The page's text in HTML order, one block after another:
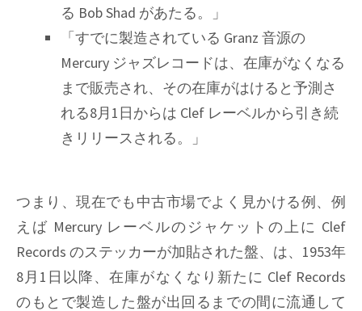
る Bob Shad があたる。」
「すでに製造されている Granz 音源の
Mercury ジャズレコードは、在庫がなくなる
まで販売され、その在庫がはけると予測さ
れる8月1日からは Clef レーベルから引き続
きリリースされる。」
つまり、現在でも中古市場でよく見かける例、例
えば Mercury レーベルのジャケットの上に Clef
Records のステッカーが加貼された盤、は、1953年
8月1日以降、在庫がなくなり新たに Clef Records
のもとで製造した盤が出回るまでの間に流通して